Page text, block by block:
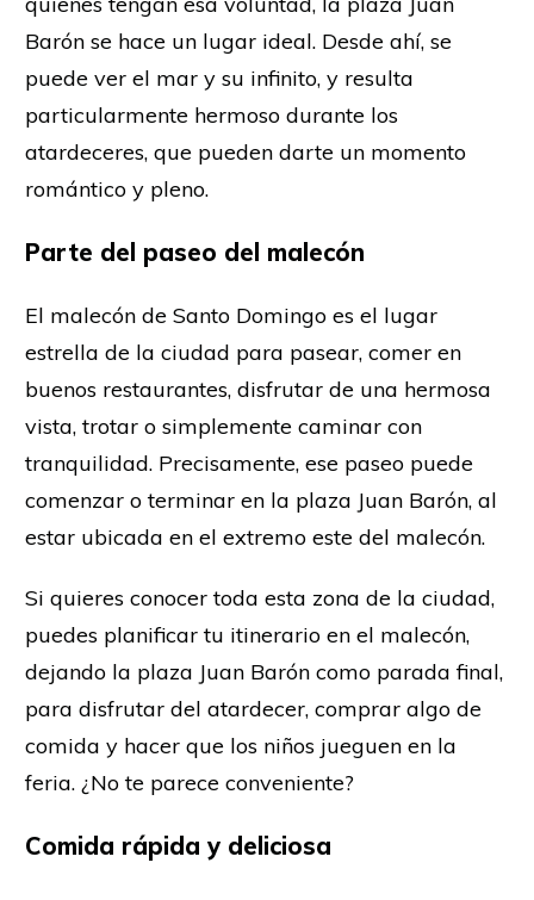
Barón se hace un lugar ideal. Desde ahí, se
puede ver el mar y su infinito, y resulta
particularmente hermoso durante los
atardeceres, que pueden darte un momento
romántico y pleno.
Parte del paseo del malecón
El malecón de Santo Domingo es el lugar
estrella de la ciudad para pasear, comer en
buenos restaurantes, disfrutar de una hermosa
vista, trotar o simplemente caminar con
tranquilidad. Precisamente, ese paseo puede
comenzar o terminar en la plaza Juan Barón, al
estar ubicada en el extremo este del malecón.
Si quieres conocer toda esta zona de la ciudad,
puedes planificar tu itinerario en el malecón,
dejando la plaza Juan Barón como parada final,
para disfrutar del atardecer, comprar algo de
comida y hacer que los niños jueguen en la
feria. ¿No te parece conveniente?
Comida rápida y deliciosa